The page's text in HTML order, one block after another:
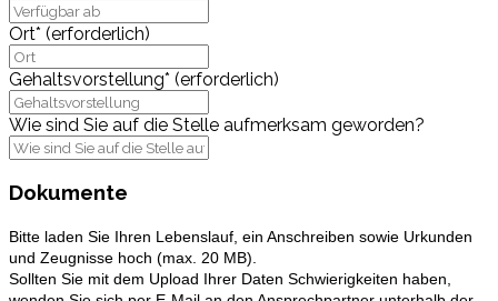
Ort* (erforderlich)
Gehaltsvorstellung* (erforderlich)
Wie sind Sie auf die Stelle aufmerksam geworden?
Dokumente
Bitte laden Sie Ihren Lebenslauf, ein Anschreiben sowie Urkunden
und Zeugnisse hoch (max. 20 MB).
Sollten Sie mit dem Upload Ihrer Daten Schwierigkeiten haben,